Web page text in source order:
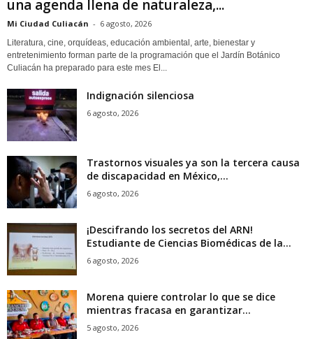
una agenda llena de naturaleza,...
Mi Ciudad Culiacán - 6 agosto, 2026
Literatura, cine, orquídeas, educación ambiental, arte, bienestar y
entretenimiento forman parte de la programación que el Jardín Botánico
Culiacán ha preparado para este mes El...
Indignación silenciosa
6 agosto, 2026
Trastornos visuales ya son la tercera causa
de discapacidad en México,...
6 agosto, 2026
¡Descifrando los secretos del ARN!
Estudiante de Ciencias Biomédicas de la...
6 agosto, 2026
Morena quiere controlar lo que se dice
mientras fracasa en garantizar...
5 agosto, 2026